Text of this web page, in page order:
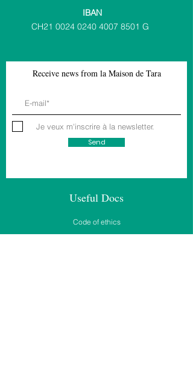
IBAN
CH21 0024 0240 4007 8501 G
Receive news from la Maison de Tara
Je veux m'inscrire à la newsletter.
Send
Useful Docs
Code of ethics